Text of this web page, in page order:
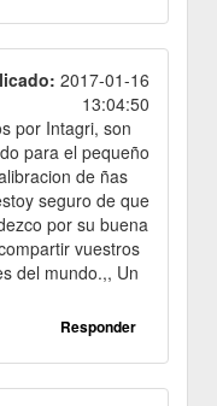
2017-01-16
13:04:50
por Intagri, son
para el pequeño
de ñas
seguro de que
por su buena
vuestros
del mundo.,, Un
Responder